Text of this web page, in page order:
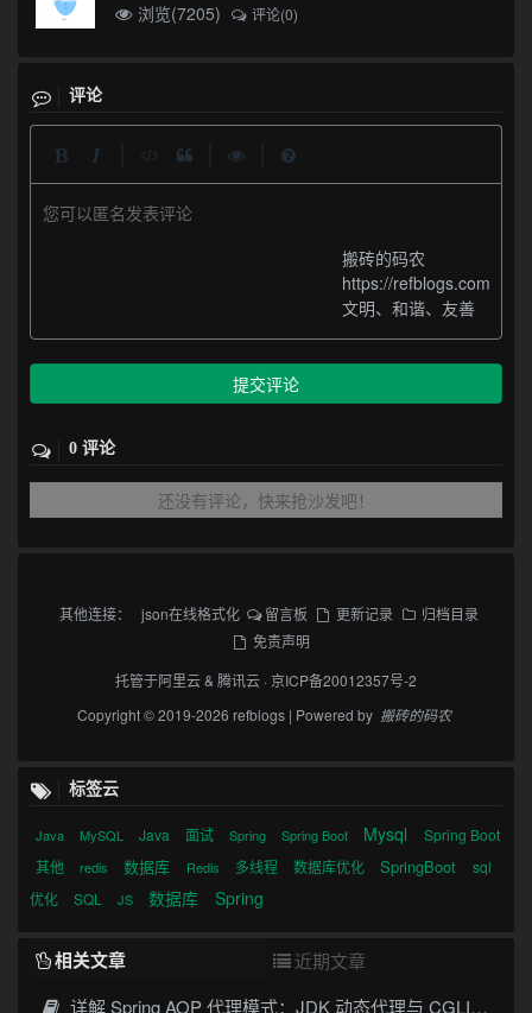
浏览(7205)
评论(0)
评论
您可以匿名发表评论
搬砖的码农
https://refblogs.com
文明、和谐、友善
提交评论
0 评论
还没有评论，快来抢沙发吧！
其他连接： json在线格式化 留言板 更新记录
归档目录
免责声明
托管于阿里云&腾讯云 ·京ICP备20012357号-2
Copyright © 2019-2026 refblogs | Powered by 搬砖的码农
标签云
Java MySQL Java 面试 Spring Spring Boot Mysql
Spring Boot
其他
redis 数据库 Redis 多线程 数据库优化 SpringBoot
sql
优化
SQL JS 数据库 Spring
相关文章
近期文章
详解 Spring AOP 代理模式：JDK 动态代理与 CGLIB 原理